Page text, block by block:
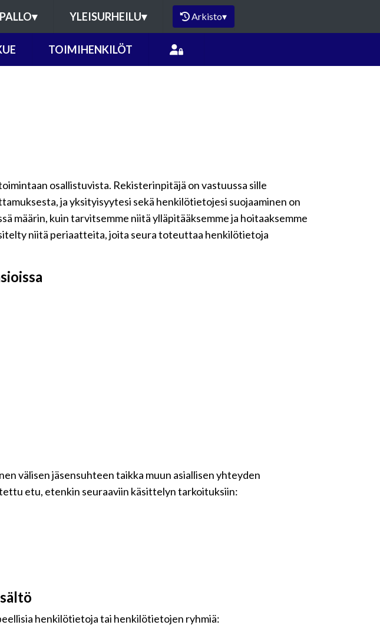
▾ YLEISURHEILU▾ Arkisto▾
TOIMIHENKILÖT
osallistuvista. Rekisterinpitäjä on vastuussa sille
ja yksityisyytesi sekä henkilötietojesi suojaaminen on
määrin, kuin tarvitsemme niitä ylläpitääksemme ja hoitaaksemme
niitä periaatteita, joita seura toteuttaa henkilötietoja
välisen jäsensuhteen taikka muun asiallisen yhteyden
etu, etenkin seuraaviin käsittelyn tarkoituksiin:
henkilötietoja tai henkilötietojen ryhmiä: